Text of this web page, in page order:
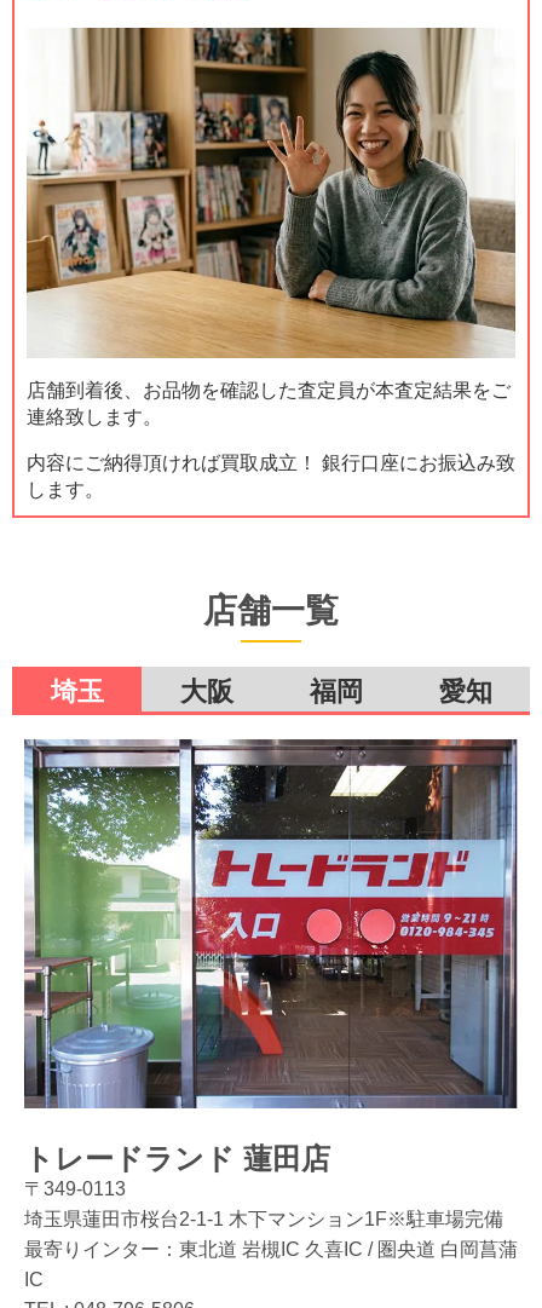
店舗到着後、お品物を確認した査定員が本査定結果をご
連絡致します。
内容にご納得頂ければ買取成立！ 銀行口座にお振込み致
します。
店舗一覧
埼玉 大阪 福岡 愛知
トレードランド 蓮田店
〒349-0113
埼玉県蓮田市桜台2-1-1 木下マンション1F※駐車場完備
最寄りインター：東北道 岩槻IC 久喜IC / 圏央道 白岡菖蒲
IC